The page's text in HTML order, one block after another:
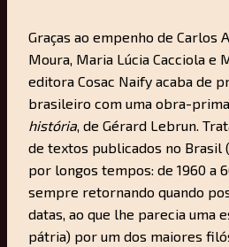
Graças ao empenho de Carlos
Moura, Maria Lúcia Cacciola e
editora Cosac Naify acaba de
brasileiro com uma obra-
história, de Gérard Lebrun.
de textos publicados no Brasil
por longos tempos: de 1960 a
sempre retornando quando
datas, ao que lhe parecia uma
pátria) por um dos maiores